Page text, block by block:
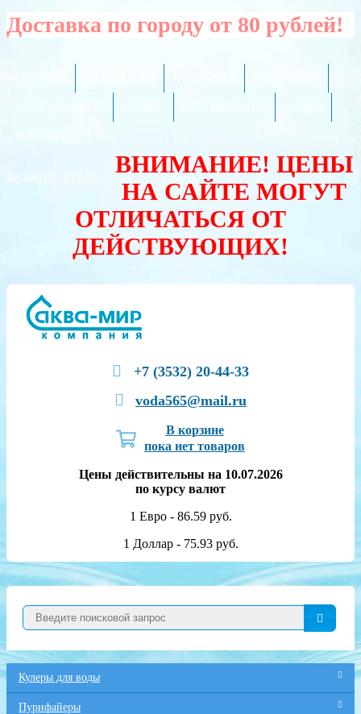
Доставка по городу от 80 рублей!
ВАЛЮТА:
ВНИМАНИЕ! ЦЕНЫ
НА САЙТЕ МОГУТ
ОТЛИЧАТЬСЯ ОТ
ДЕЙСТВУЮЩИХ!
+7 (3532) 20-44-33
voda565@mail.ru
В корзине
пока нет товаров
Цены действительны на 10.07.2026
по курсу валют
1 Евро - 86.59 руб.
1 Доллар - 75.93 руб.
Кулеры для воды
Пурифайеры